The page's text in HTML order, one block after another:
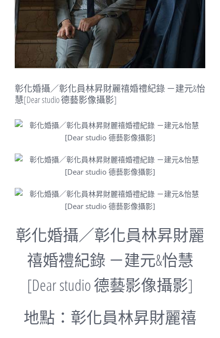
彰化婚攝／彰化員林昇財麗禧婚禮紀錄 －建元&怡
慧[Dear studio 德藝影像攝影]
彰化婚攝／彰化員林昇財麗
禧婚禮紀錄 －建元&怡慧
[Dear studio 德藝影像攝影]
地點：彰化員林昇財麗禧